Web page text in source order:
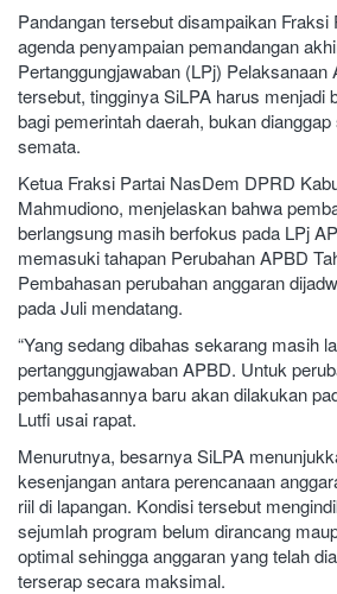
Pandangan tersebut disampaikan
agenda penyampaian pemandangan
Pertanggungjawaban (LPj)
tersebut, tingginya SiLPA harus menjadi
bagi pemerintah daerah, bukan
semata.
Ketua Fraksi Partai NasDem DPRD
Mahmudiono, menjelaskan bahwa
berlangsung masih berfokus pada LPj
memasuki tahapan Perubahan APBD
Pembahasan perubahan anggaran
pada Juli mendatang.
“Yang sedang dibahas sekarang masih
pertanggungjawaban APBD. Untuk
pembahasannya baru akan dilakukan
Lutfi usai rapat.
Menurutnya, besarnya SiLPA
kesenjangan antara perencanaan
riil di lapangan. Kondisi tersebut
sejumlah program belum dirancang
optimal sehingga anggaran yang telah
terserap secara maksimal.